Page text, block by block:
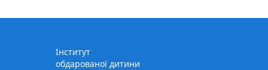
Інститут
обдарованої дитини